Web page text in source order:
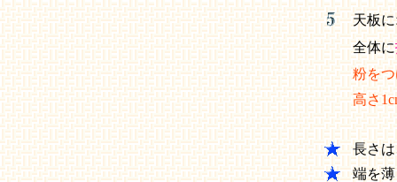
天板
全体に
粉を
高さ
長さ
端を